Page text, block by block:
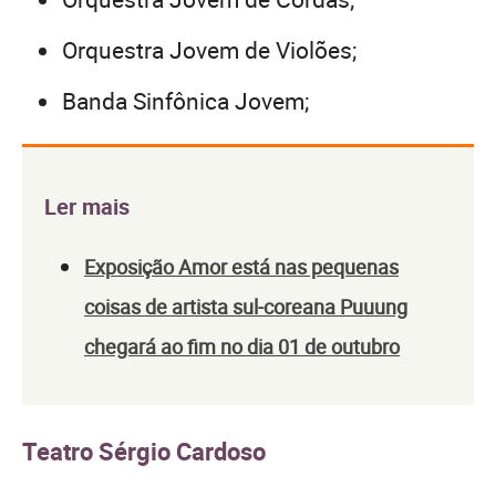
Orquestra Jovem de Violões;
Banda Sinfônica Jovem;
Ler mais
Exposição Amor está nas pequenas
coisas de artista sul-coreana Puuung
chegará ao fim no dia 01 de outubro
Teatro Sérgio Cardoso